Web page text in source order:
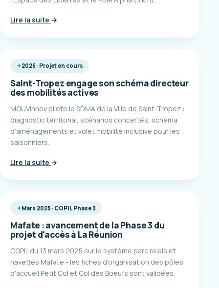
Lire la suite →
2025 · Projet en cours
Saint-Tropez engage son schéma directeur
des mobilités actives
MOUVinnov pilote le SDMA de la Ville de Saint-Tropez :
diagnostic territorial, scénarios concertés, schéma
d'aménagements et volet mobilité inclusive pour les
saisonniers.
Lire la suite →
Mars 2025 · COPIL Phase 3
Mafate : avancement de la Phase 3 du
projet d'accès à La Réunion
COPIL du 13 mars 2025 sur le système parc relais et
navettes Mafate - les fiches d'organisation des pôles
d'accueil Petit Col et Col des Boeufs sont validées.